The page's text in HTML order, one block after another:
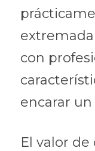
con
encarar
El valor